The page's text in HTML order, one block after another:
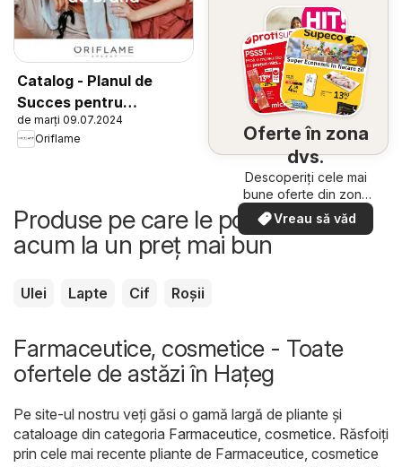
Catalog - Planul de
Succes pentru
Partenerul de Brand
de marți 09.07.2024
Oriflame
Oferte în zona
dvs.
Descoperiți cele mai
bune oferte din zona
dumneavoastră
Vreau să văd
Produse pe care le poți cumpăra
acum la un preț mai bun
Ulei Lapte Cif Roșii
Farmaceutice, cosmetice - Toate
ofertele de astăzi în Haţeg
Pe site-ul nostru veți găsi o gamă largă de pliante și
cataloage din categoria Farmaceutice, cosmetice. Răsfoiți
prin cele mai recente pliante de Farmaceutice, cosmetice